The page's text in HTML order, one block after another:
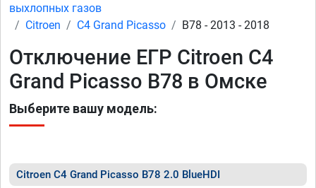
выхлопных газов
Citroen
C4 Grand Picasso B78 - 2013 - 2018
Отключение ЕГР Citroen C4
Grand Picasso B78 в Омске
Выберите вашу модель:
Citroen C4 Grand Picasso B78 2.0 BlueHDI